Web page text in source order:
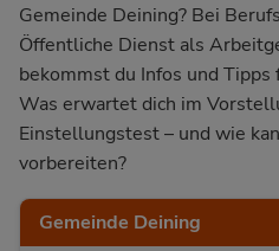
Gemeinde Deining? Bei
Öffentliche Dienst als
bekommst du Infos und
Was erwartet dich im
Einstellungstest – und wie
vorbereiten?
Gemeinde Deining